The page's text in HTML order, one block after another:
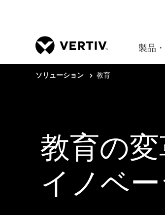
製品
ソリューション 教育
教育の
イノベー